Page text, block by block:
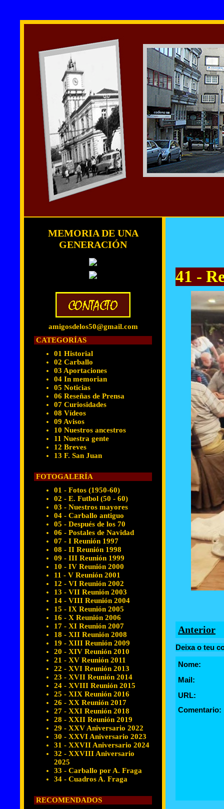
MEMORIA DE UNA
GENERACIÓN
amigosdelos50@gmail.com
CATEGORÍAS
01 Historial
02 Carballo
03 Aportaciones
04 In memorian
05 Noticias
06 Reseñas de Prensa
07 Curiosidades
08 Vídeos
09 Avisos
10 Nuestros ancestros
11 Nuestra gente
12 Breves
13 F. San Juan
FOTOGALERÍA
01 - Fotos (1950-60)
02 - E. Futbol (50 - 60)
03 - Nuestros mayores
04 - Carballo antiguo
05 - Después de los 70
06 - Postales de Navidad
07 - I Reunión 1997
08 - II Reunión 1998
09 - III Reunión 1999
10 - IV Reunión 2000
11 - V Reunión 2001
12 - VI Reunión 2002
13 - VII Reunión 2003
14 - VIII Reunión 2004
15 - IX Reunión 2005
16 - X Reunión 2006
17 - XI Reunión 2007
18 - XII Reunión 2008
19 - XIII Reunión 2009
20 - XIV Reunión 2010
21 - XV Reunión 2011
22 - XVI Reunión 2013
23 - XVII Reunión 2014
24 - XVIII Reunión 2015
25 - XIX Reunión 2016
26 - XX Reunión 2017
27 - XXI Reunión 2018
28 - XXII Reunión 2019
29 - XXV Aniversario 2022
30 - XXVI Aniversario 2023
31 - XXVII Aniversario 2024
32 - XXVIII Aniversario
2025
33 - Carballo por A. Fraga
34 - Cuadros A. Fraga
RECOMENDADOS
41 -
Anterior
Deixa o teu
Nome:
Mail:
URL:
Comentario: